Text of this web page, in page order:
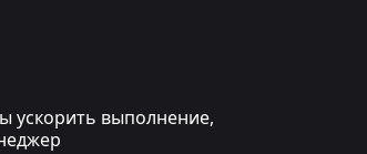
ускорить выполнение,